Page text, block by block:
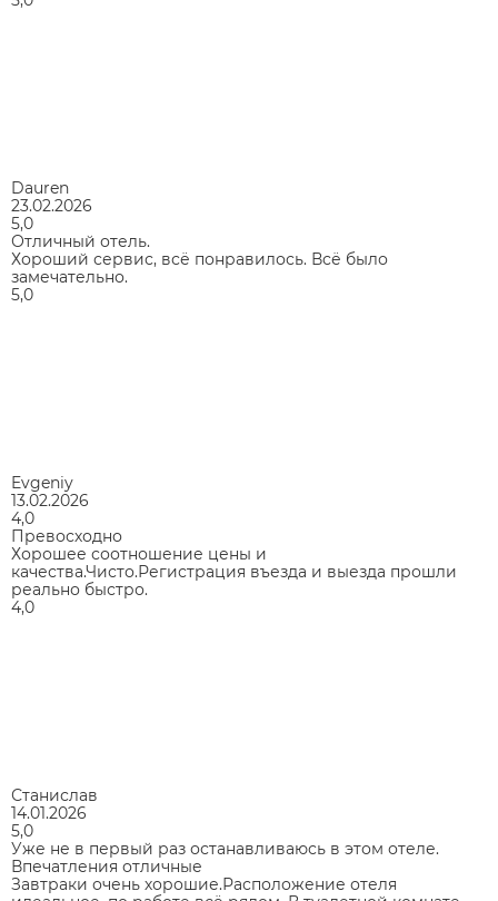
Dauren
23.02.2026
5,0
Отличный отель.
Хороший сервис, всё понравилось. Всё было
замечательно.
5,0
Evgeniy
13.02.2026
4,0
Превосходно
Хорошее соотношение цены и
качества.Чисто.Регистрация въезда и выезда прошли
реально быстро.
4,0
Станислав
14.01.2026
5,0
Уже не в первый раз останавливаюсь в этом отеле.
Впечатления отличные
Завтраки очень хорошие.Расположение отеля